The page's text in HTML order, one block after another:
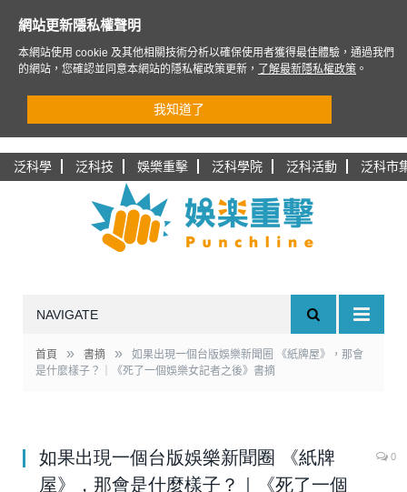
泛科學 泛科技 娛樂重擊 泛科學院 泛科活動 泛科市
NAVIGATE
首頁 » 書摘 »
如果出現一個台版娛樂新聞圈 《紙牌屋》，那會
是什麼樣子？｜《死了一個娛樂女記者之後》書摘
如果出現一個台版娛樂新聞圈 《紙牌
屋》，那會是什麼樣子？｜《死了一個
0
網站更新隱私權聲明
本網站使用 cookie 及其他相關技術分析以確保使用者獲得最佳體驗，通過我們
的網站，您確認並同意本網站的隱私權政策更新，
了解最新隱私權政策 。
我知道了